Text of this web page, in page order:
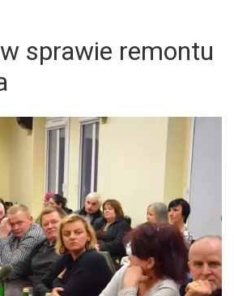
sprawie remontu